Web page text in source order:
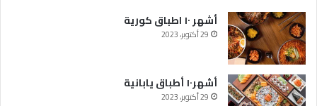
م
ش
ا
ه
د
ة
أشهر ١٠ اطباق كورية
29 أكتوبر، 2023
أشهر١٠ أطباق يابانية
29 أكتوبر، 2023